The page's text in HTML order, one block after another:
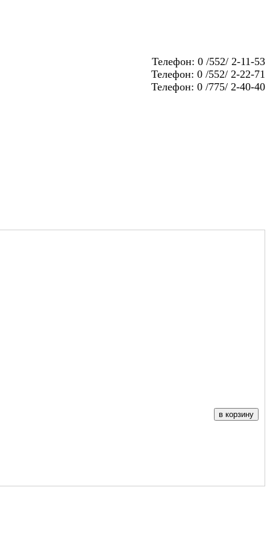
Телефон: 0 /552/ 2-11-53
Телефон: 0 /552/ 2-22-71
Телефон: 0 /775/ 2-40-40